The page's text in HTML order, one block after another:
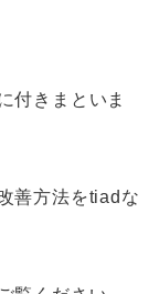
付きまといま
善方法をtiadな